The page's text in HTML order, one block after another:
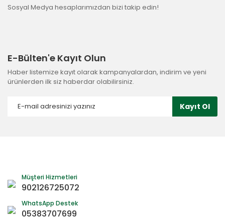
Sosyal Medya hesaplarımızdan bizi takip edin!
E-Bülten'e Kayıt Olun
Haber listemize kayıt olarak kampanyalardan, indirim ve yeni
ürünlerden ilk siz haberdar olabilirsiniz.
Kayıt Ol
Müşteri Hizmetleri
902126725072
WhatsApp Destek
05383707699